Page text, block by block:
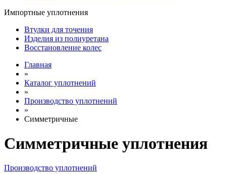
Импортные уплотнения
Втулки для точения
Изделия из полиуретана
Восстановление колес
Главная
»
Каталог уплотнений
»
Производство уплотнений
»
Симметричные
Симметричные уплотнения
Производство уплотнений